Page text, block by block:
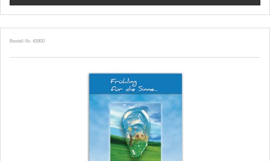
Bestell-Nr. 45900